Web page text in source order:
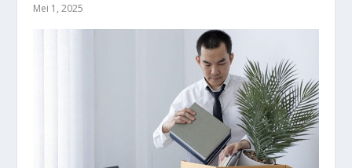
Mei 1, 2025